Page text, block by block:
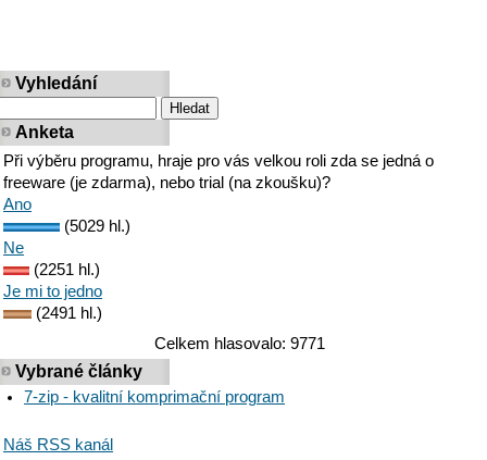
Vyhledání
Anketa
Při výběru programu, hraje pro vás velkou roli zda se jedná o
freeware (je zdarma), nebo trial (na zkoušku)?
Ano
(5029 hl.)
Ne
(2251 hl.)
Je mi to jedno
(2491 hl.)
Celkem hlasovalo: 9771
Vybrané články
7-zip - kvalitní komprimační program
Náš RSS kanál